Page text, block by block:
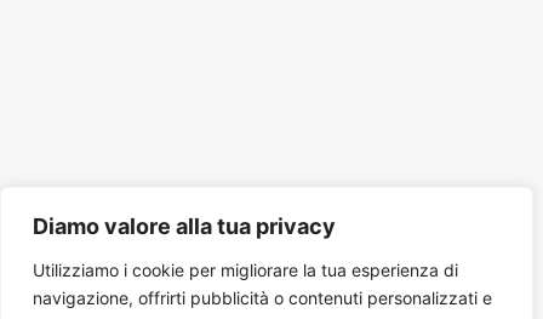
Diamo valore alla tua privacy
Utilizziamo i cookie per migliorare la tua esperienza di
navigazione, offrirti pubblicità o contenuti personalizzati e